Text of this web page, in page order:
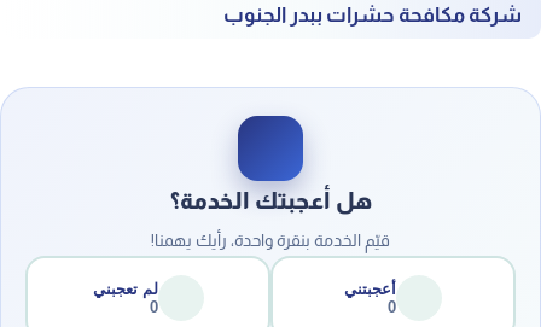
شركة مكافحة حشرات ببدر الجنوب
هل أعجبتك الخدمة؟
قيّم الخدمة بنقرة واحدة، رأيك يهمنا!
أعجبتني
0
لم تعجبني
0